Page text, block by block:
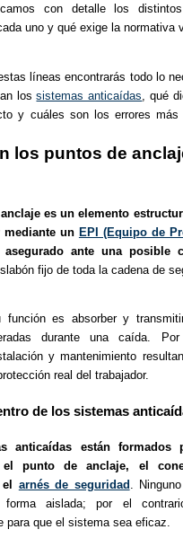
con detalle los
uno y qué exige la normativa
líneas encontrarás todo lo
lossistemas anticaídas , qué
y cuáles son los errores más
los puntos de
es un elemento
mediante un EPI (Equipo de
asegurado ante una posible
fijo de toda la cadena de
función es absorber y
durante una caída.
y mantenimiento
real del trabajador.
de los sistemas
anticaídas están formados
el punto de anclaje, el
arnés de seguridad .
aislada; por el
para que el sistema sea eficaz.